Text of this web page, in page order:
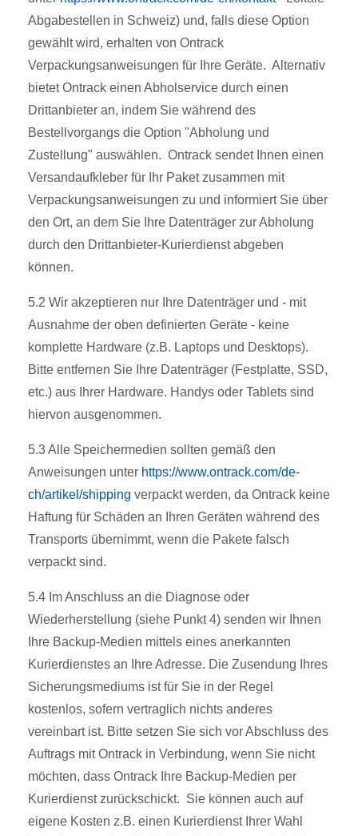
Abgabestellen in Schweiz) und, falls diese Option
gewählt wird, erhalten von Ontrack
Verpackungsanweisungen für Ihre Geräte. Alternativ
bietet Ontrack einen Abholservice durch einen
Drittanbieter an, indem Sie während des
Bestellvorgangs die Option "Abholung und
Zustellung" auswählen. Ontrack sendet Ihnen einen
Versandaufkleber für Ihr Paket zusammen mit
Verpackungsanweisungen zu und informiert Sie über
den Ort, an dem Sie Ihre Datenträger zur Abholung
durch den Drittanbieter-Kurierdienst abgeben
können.
5.2 Wir akzeptieren nur Ihre Datenträger und - mit
Ausnahme der oben definierten Geräte - keine
komplette Hardware (z.B. Laptops und Desktops).
Bitte entfernen Sie Ihre Datenträger (Festplatte, SSD,
etc.) aus Ihrer Hardware. Handys oder Tablets sind
hiervon ausgenommen.
5.3 Alle Speichermedien sollten gemäß den
Anweisungen unter https://www.ontrack.com/de-
ch/artikel/shipping verpackt werden, da Ontrack keine
Haftung für Schäden an Ihren Geräten während des
Transports übernimmt, wenn die Pakete falsch
verpackt sind.
5.4 Im Anschluss an die Diagnose oder
Wiederherstellung (siehe Punkt 4) senden wir Ihnen
Ihre Backup-Medien mittels eines anerkannten
Kurierdienstes an Ihre Adresse. Die Zusendung Ihres
Sicherungsmediums ist für Sie in der Regel
kostenlos, sofern vertraglich nichts anderes
vereinbart ist. Bitte setzen Sie sich vor Abschluss des
Auftrags mit Ontrack in Verbindung, wenn Sie nicht
möchten, dass Ontrack Ihre Backup-Medien per
Kurierdienst zurückschickt. Sie können auch auf
eigene Kosten z.B. einen Kurierdienst Ihrer Wahl